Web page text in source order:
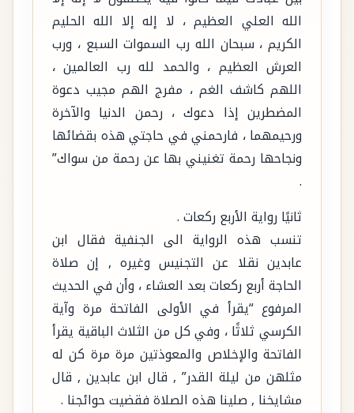
الله العلي العظيم ، لا إله إلا الله الحليم
الكريم ، سبحان الله رب السموات السبع ، ورب
العرش العظيم ، والحمد لله رب العالمين ،
اللهم كاشف الغم ، مفرج الهم مجيب دعوة
المضطرين إذا دعوك ، رحمن الدنيا والآخرة
ورحيمهما ، فارحمني في حاجتي هذه بقضائها
ونجاحها رحمة تغنيني بها عن رحمة من سواك”
.
ثانيًا رواية الأربع ركعات .
تنسب هذه الرواية الى الجنفية فقال ابن
عابدين نقلا عن التجنيس وغيره , إن صلاة
الحاجة أربع ركعات بعد العشاء ، وأن في الحديث
المرفوع “يقرأ في الأولى الفاتحة مرة وآية
الكرسي ثلاثًا ، وفي كل من الثلاث الباقية يقرأ
الفاتحة والإخلاص والمعوذتين مرة مرة كن له
مثلهن من ليلة القدر” , قال ابن عابدين , قال
مشايخنا , صلينا هذه الصلاة فقضيت حوائجنا .